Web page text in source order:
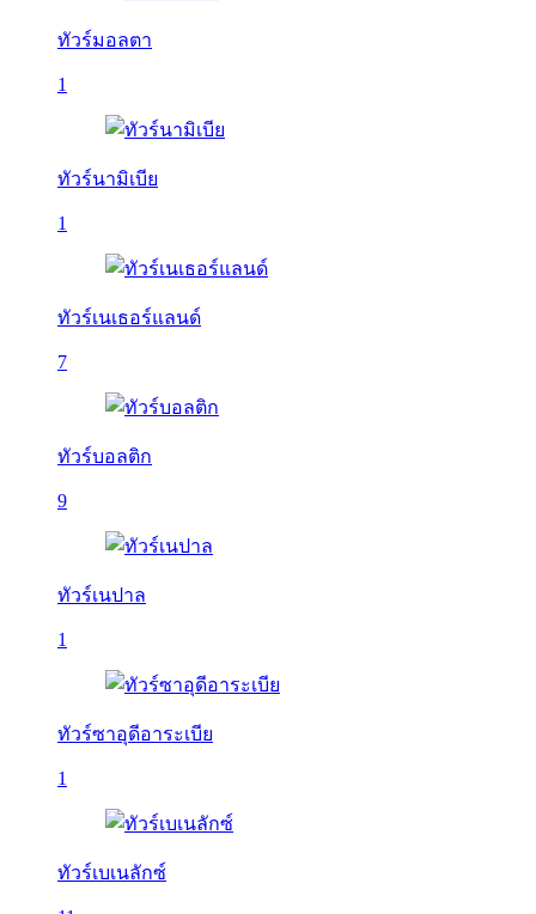
ทัวร์มอลตา
1
ทัวร์นามิเบีย
1
ทัวร์เนเธอร์แลนด์
7
ทัวร์บอลติก
9
ทัวร์เนปาล
1
ทัวร์ซาอุดีอาระเบีย
1
ทัวร์เบเนลักซ์